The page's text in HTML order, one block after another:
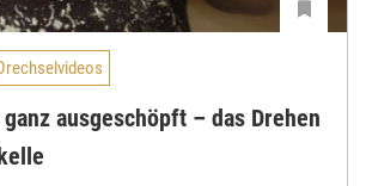
ausgeschöpft – das Drehen